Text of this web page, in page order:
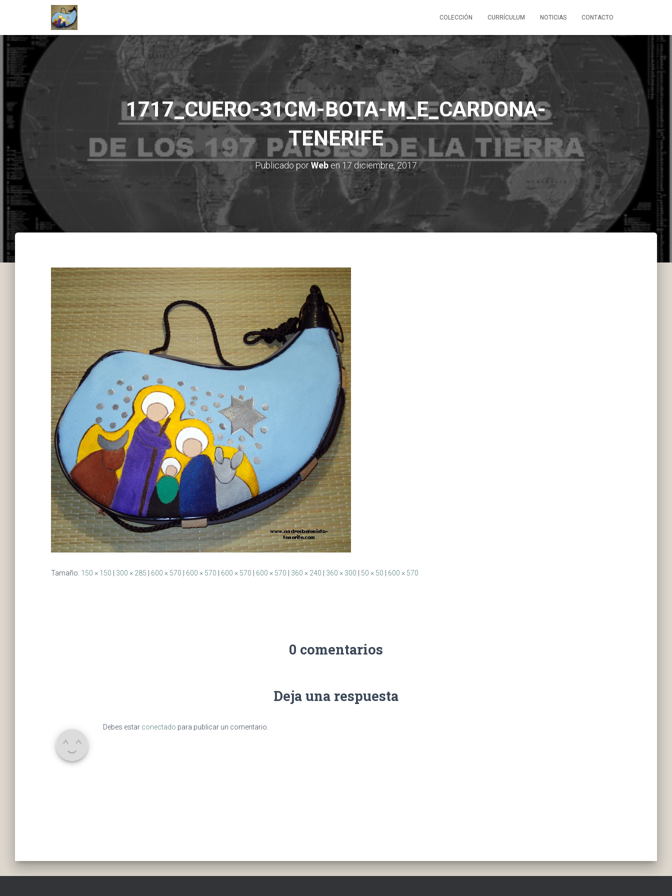
COLECCIÓN CURRÍCULUM NOTICIAS CONTACTO
1717_CUERO-31CM-BOTA-M_E_CARDONA-
TENERIFE
Publicado porWeb en 17 diciembre, 2017
Tamaño: 150 × 150 300 × 285 600 × 570 600 × 570 600 × 570 600 × 570 360 × 240 360 × 300 50 × 50 600 × 570
0 comentarios
Deja una respuesta
Debes estar conectado para publicar un comentario.